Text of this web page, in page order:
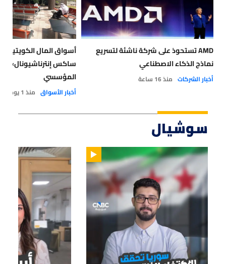
AMD تستحوذ على شركة ناشئة لتسريع
نماذج الذكاء الاصطناعي
أخبار الشركات منذ 16 ساعة
أسواق المال الكويتية
ساكس إنترناشيونال»
المؤسسي
أخبار الأسواق منذ 1 يوم
سوشيال
01:33